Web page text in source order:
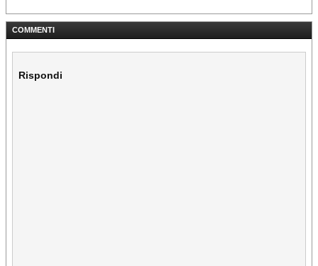
COMMENTI
Rispondi